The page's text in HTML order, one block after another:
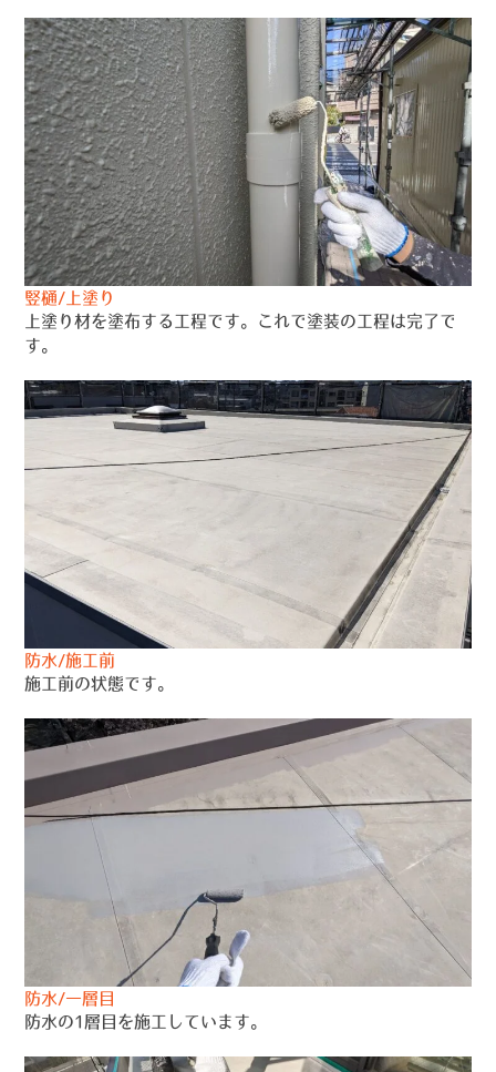
竪樋/上塗り
上塗り材を塗布する工程です。これで塗装の工程は完了で
す。
防水/施工前
施工前の状態です。
防水/一層目
防水の1層目を施工しています。